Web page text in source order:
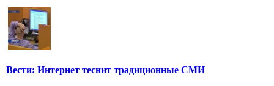
Вести: Интернет теснит традиционные СМИ